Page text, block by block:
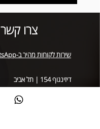
צרו קשר
שירות לקוחות מהיר ב-WhatsApp
דיזינגוף 154 | תל אביב